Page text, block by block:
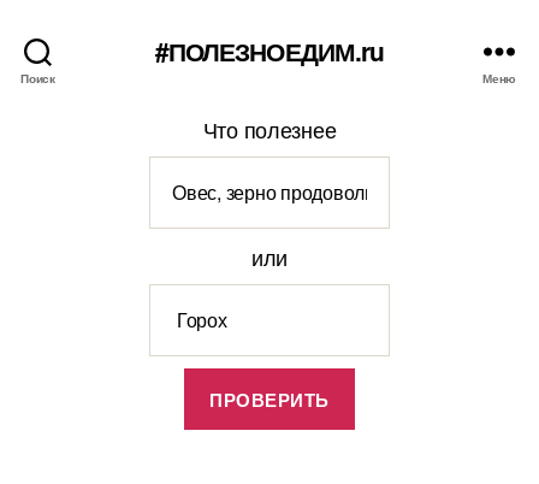
Поиск
#ПОЛЕЗНОЕДИМ.ru
Меню
Что полезнее
или